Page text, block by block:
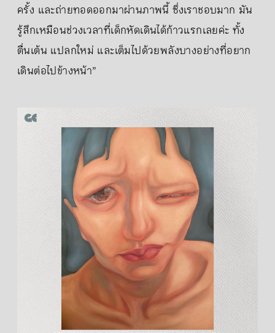
ครั้ง และถ่ายทอดออกมาผ่านภาพนี้ ซึ่งเราชอบมาก มัน
รู้สึกเหมือนช่วงเวลาที่เด็กหัดเดินได้ก้าวแรกเลยค่ะ ทั้ง
ตื่นเต้น แปลกใหม่ และเต็มไปด้วยพลังบางอย่างที่อยาก
เดินต่อไปข้างหน้า”